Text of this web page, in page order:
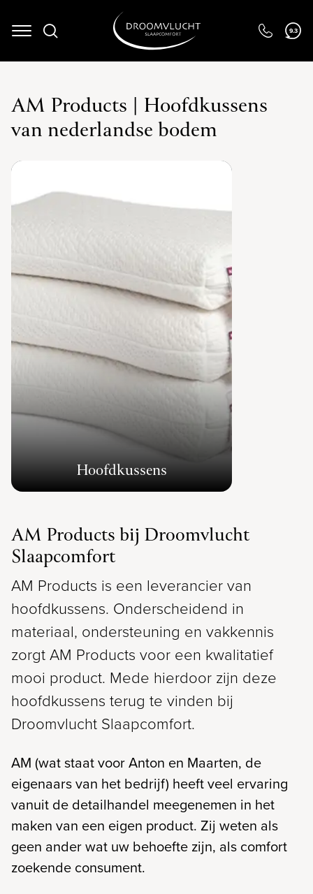
Navigation 9.3
AM Products | Hoofdkussens
van nederlandse bodem
Hoofdkussens
AM Products bij Droomvlucht
Slaapcomfort
AM Products is een leverancier van
hoofdkussens. Onderscheidend in
materiaal, ondersteuning en vakkennis
zorgt AM Products voor een kwalitatief
mooi product. Mede hierdoor zijn deze
hoofdkussens terug te vinden bij
Droomvlucht Slaapcomfort.
AM (wat staat voor Anton en Maarten, de
eigenaars van het bedrijf) heeft veel ervaring
vanuit de detailhandel meegenemen in het
maken van een eigen product. Zij weten als
geen ander wat uw behoefte zijn, als comfort
zoekende consument.